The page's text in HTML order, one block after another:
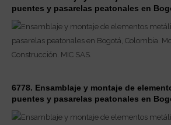
puentes y pasarelas peatonales en
6778. Ensamblaje y montaje de
puentes y pasarelas peatonales en